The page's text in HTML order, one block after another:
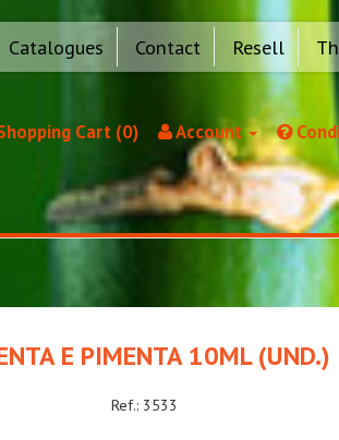
Catalogues Contact Resell
Cart (0) Account
E PIMENTA 10ML (UND.)
Ref.: 3533